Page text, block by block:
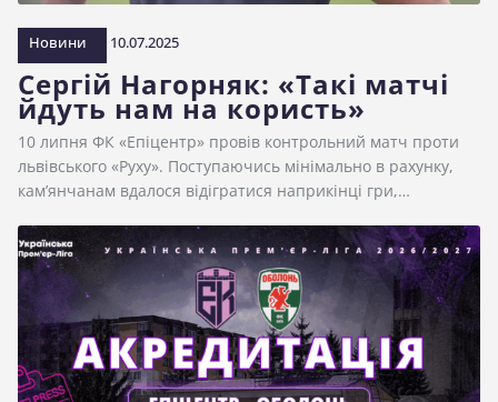
Новини 10.07.2025
Сергій Нагорняк: «Такі матчі
йдуть нам на користь»
10 липня ФК «Епіцентр» провів контрольний матч проти
львівського «Руху». Поступаючись мінімально в рахунку,
кам’янчанам вдалося відігратися наприкінці гри,…